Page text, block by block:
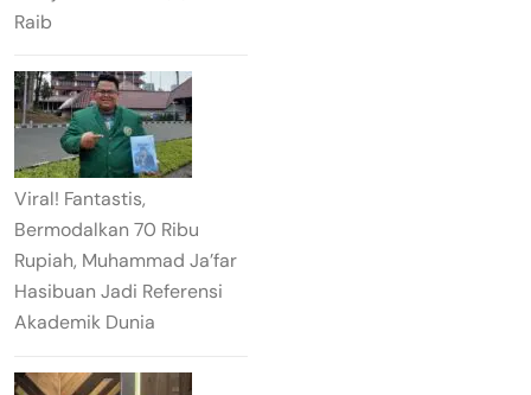
Raib
Viral! Fantastis,
Bermodalkan 70 Ribu
Rupiah, Muhammad Ja’far
Hasibuan Jadi Referensi
Akademik Dunia